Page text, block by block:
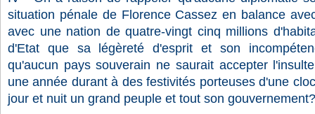
situation pénale de Florence Cassez en balance
avec une nation de quatre-vingt cinq millions
d'Etat que sa légèreté d'esprit et son
qu'aucun pays souverain ne saurait accepter
une année durant à des festivités porteuses d'une
jour et nuit un grand peuple et tout son gouvernement?